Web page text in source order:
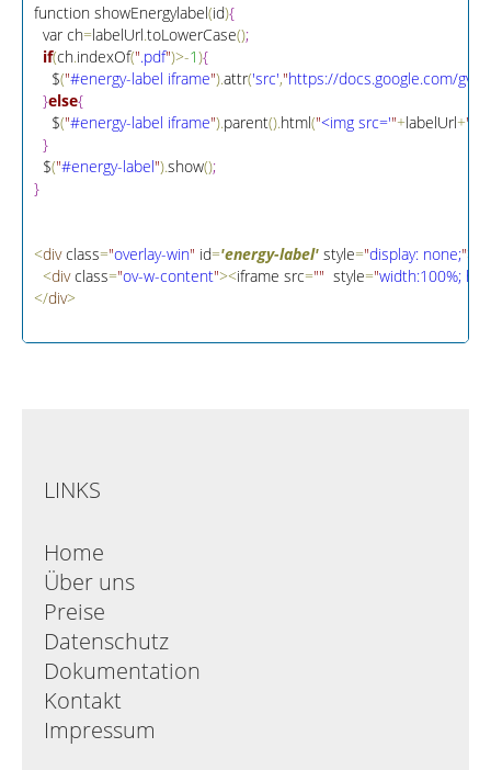
function showEnergylabel(id){
  var ch
=labelUrl.toLowerCase();
if(ch.indexOf(".pdf")>-1){
    $
("#energy-label iframe").attr('src',"https://docs.google.com/
}else{
    $
("#energy-label iframe").parent().html("<img src='"+labelUrl+"
}
  $
("#energy-label").show();
}
<div class="overlay-win" id='energy-label' style="display: none;">
<div class="ov-w-content"><iframe src=""
  style
="width:100%;
</div>
LINKS
Home
Über uns
Preise
Datenschutz
Dokumentation
Kontakt
Impressum